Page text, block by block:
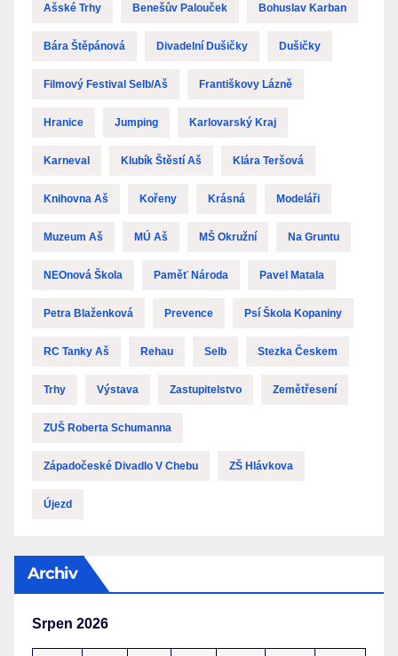
Ašské Trhy Benešův Palouček Bohuslav Karban
Bára Štěpánová Divadelní Dušičky Dušičky
Filmový Festival Selb/Aš Františkovy Lázně
Hranice Jumping Karlovarský Kraj
Karneval Klubík Štěstí Aš Klára Teršová
Knihovna Aš Kořeny Krásná Modeláři
Muzeum Aš MÚ Aš MŠ Okružní Na Gruntu
NEOnová Škola Paměť Národa Pavel Matala
Petra Blaženková Prevence Psí Škola Kopaniny
RC Tanky Aš Rehau Selb Stezka Českem
Trhy Výstava Zastupitelstvo Zemětřesení
ZUŠ Roberta Schumanna
Západočeské Divadlo V Chebu ZŠ Hlávkova
Újezd
Archiv
Srpen 2026